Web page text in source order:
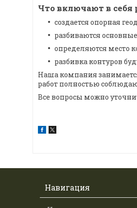
Что включают в себя
создается опорная
разбиваются
определяются место
разбивка контуров
Наша компания
работ полностью
Все вопросы можно
Навигация